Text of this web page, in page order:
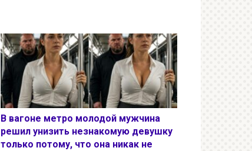
В вагоне метро молодой мужчина
решил унизить незнакомую девушку
только потому, что она никак не